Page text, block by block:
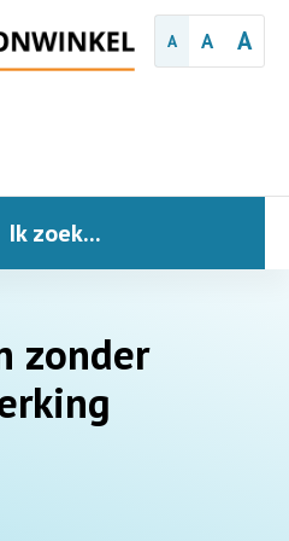
A A A
Ik zoek...
zonder